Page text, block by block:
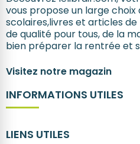
vous propose un large
scolaires,livres et articles
de qualité pour tous, de la
bien préparer la rentrée et
Visitez notre magazin
INFORMATIONS UTILES
LIENS UTILES